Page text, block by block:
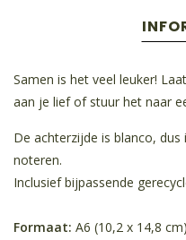
Samen is het veel leuker!
aan je lief of stuur het naar
De achterzijde is blanco,
noteren.
Inclusief bijpassende
Formaat: A6 (10,2 x 14,8 cm)